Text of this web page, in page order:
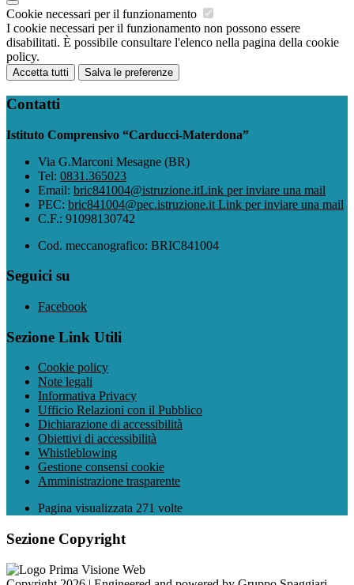
Cookie necessari per il funzionamento
I cookie necessari per il funzionamento non possono essere
disabilitati. È possibile consultare l'elenco nella pagina della cookie
policy.
Accetta tutti Salva le preferenze
Contatti
Istituto Comprensivo “Carducci-Materdona”
Via G.Marconi Mesagne (BR)
Tel: 0831.365023
Email: bric841004@istruzione.itLink per inviare una mail
PEC: bric841004@pec.istruzione.it Link per inviare una mail
C.F.: 91098130742
Cod. meccanografico: BRIC841004
Seguici su
Facebook
Sezione Link Utili
Cookie policy
Note legali
Informativa Privacy
Ufficio Relazioni con il Pubblico
Dichiarazione di accessibilità
Obiettivi di accessibilità
Whistleblowing
Gestione consensi cookie
Amministrazione trasparente
Pagina visualizzata 271 volte
Sezione Copyright